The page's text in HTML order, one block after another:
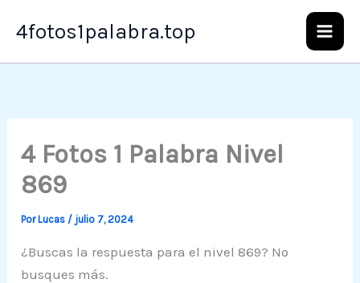
4fotos1palabra.top
4 Fotos 1 Palabra Nivel
869
PorLucas / julio 7, 2024
¿Buscas la respuesta para el nivel 869? No
busques más.